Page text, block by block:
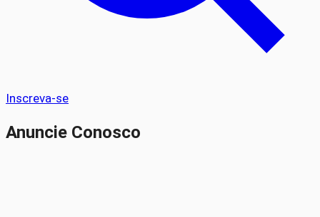
Inscreva-se
Anuncie Conosco